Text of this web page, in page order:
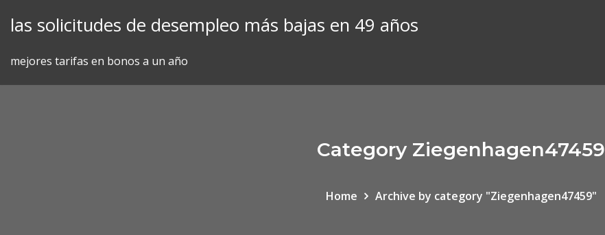
las solicitudes de desempleo más bajas en 49 años
mejores tarifas en bonos a un año
Category Ziegenhagen47459
Home Archive by category "Ziegenhagen47459"